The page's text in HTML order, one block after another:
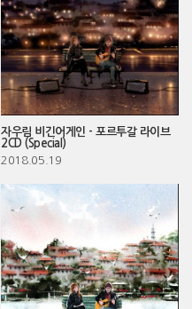
자우림 비긴어게인 - 포르투갈 라이브
2CD (Special)
2018.05.19